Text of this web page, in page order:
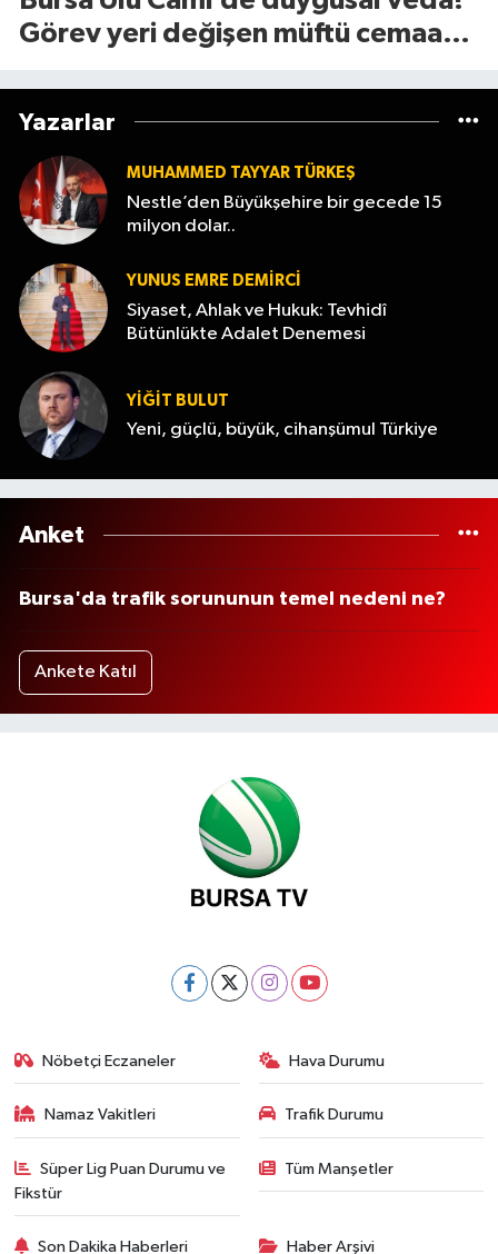
Görev yeri değişen müftü cemaate
Yazarlar
MUHAMMED TAYYAR TÜRKEŞ
Nestle’den Büyükşehire bir gecede 15
milyon dolar..
YUNUS EMRE DEMIRCI
Siyaset, Ahlak ve Hukuk: Tevhidî
Bütünlükte Adalet Denemesi
YİĞİT BULUT
Yeni, güçlü, büyük, cihanşümul Türkiye
Anket
Bursa'da trafik sorununun temel nedeni ne?
Ankete Katıl
Nöbetçi Eczaneler Hava Durumu
Namaz Vakitleri Trafik Durumu
Süper Lig Puan Durumu ve
Fikstür
Tüm Manşetler
Son Dakika Haberleri Haber Arşivi